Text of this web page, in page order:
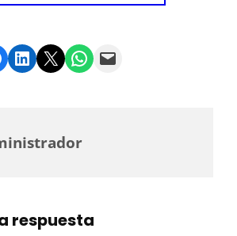
LinkedIn Twitter WhatsApp Email
respuesta